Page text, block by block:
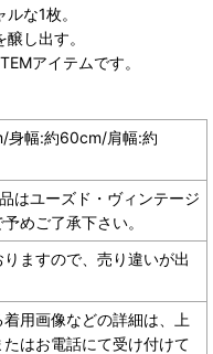
な1枚。
し出す。
アイテムです。
身幅:約60cm/肩幅:約
はユーズド・ヴィンテージ
めご了承下さい。
ますので、売り違いが出
用画像などの詳細は、上
はお電話にて受け付けて